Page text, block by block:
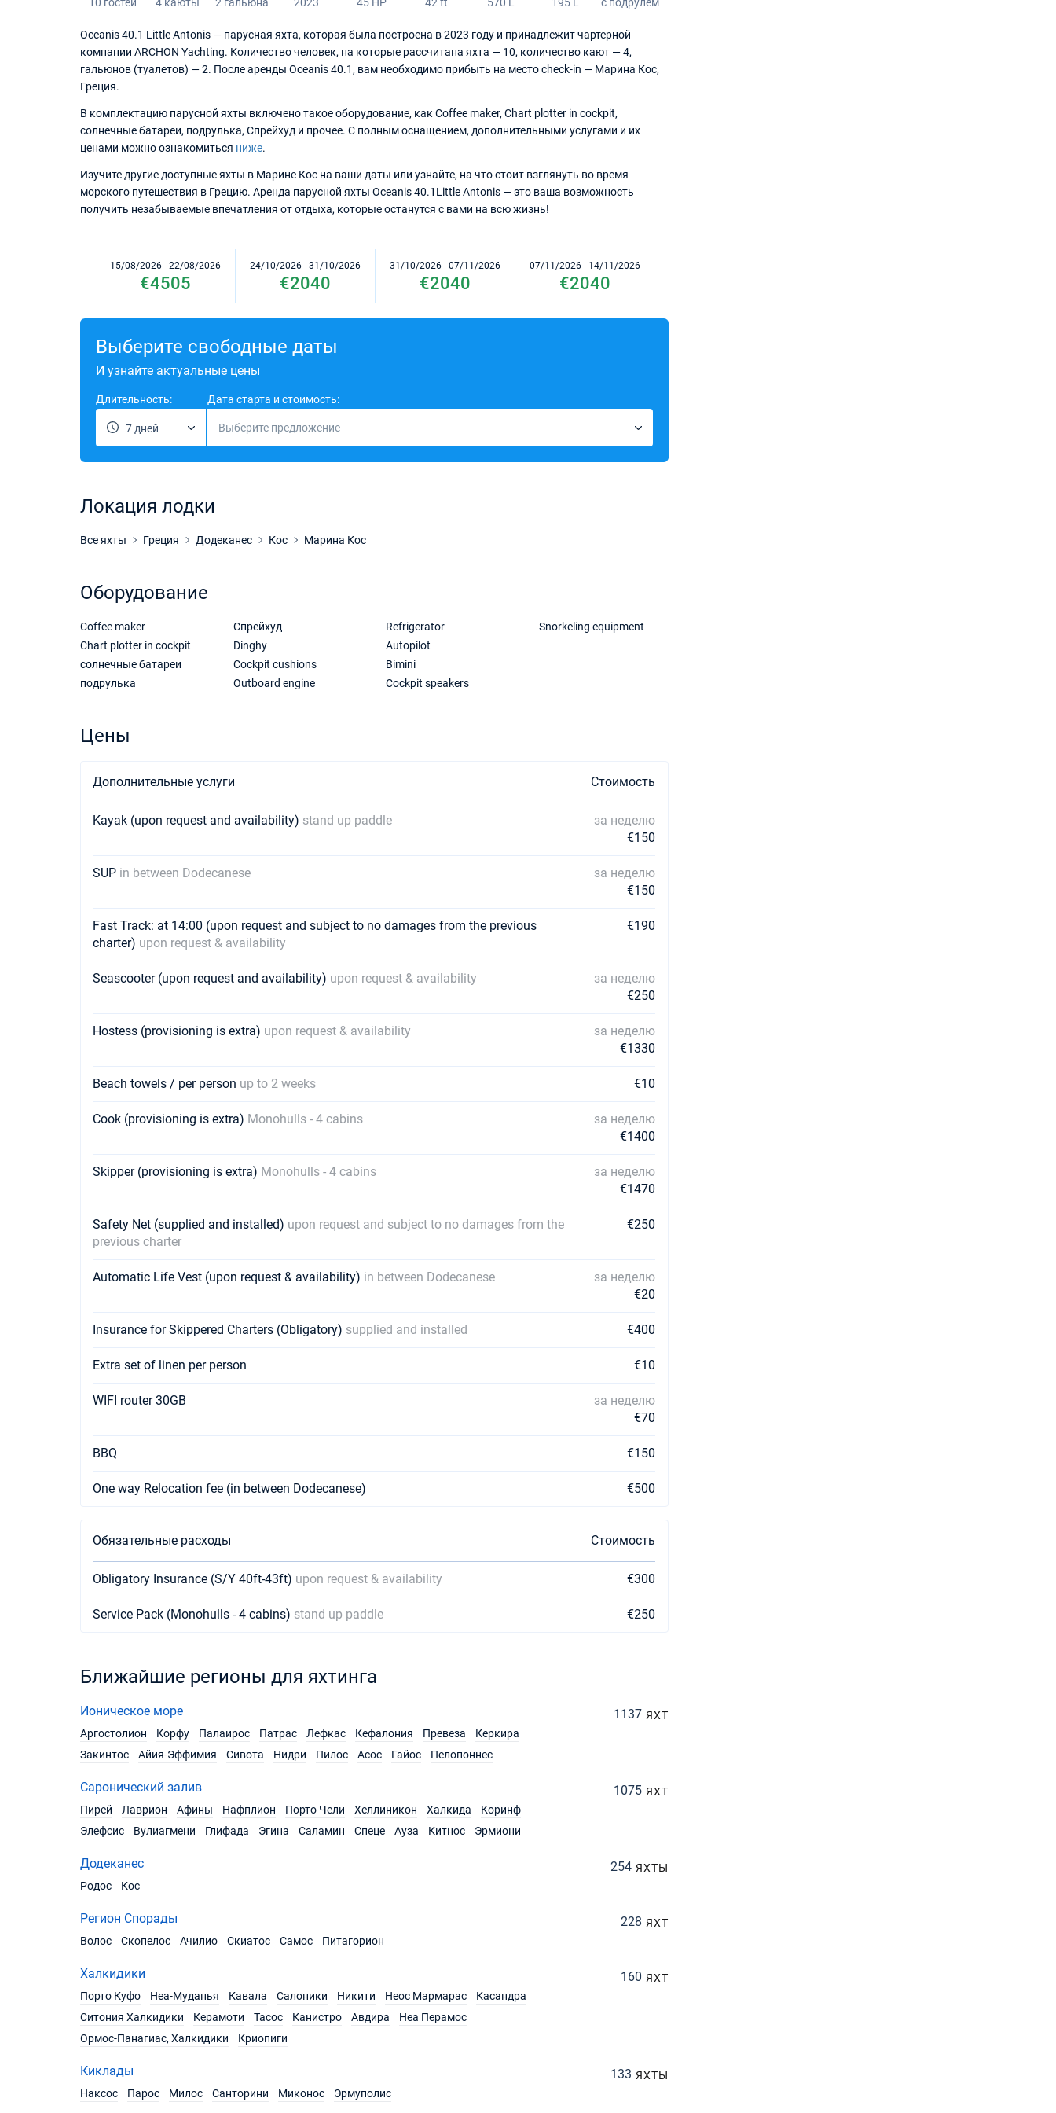
Oceanis 40.1 Little Antonis — парусная яхта, которая была построена в 2023 году и принадлежит чартерной
компании ARCHON Yachting. Количество человек, на которые рассчитана яхта — 10, количество кают — 4,
гальюнов (туалетов) — 2. После аренды Oceanis 40.1, вам необходимо прибыть на место check-in — Марина Кос,
Греция.
В комплектацию парусной яхты включено такое оборудование, как Coffee maker, Chart plotter in cockpit,
солнечные батареи, подрулька, Спрейхуд и прочее. С полным оснащением, дополнительными услугами и их
ценами можно ознакомиться ниже.
Изучите другие доступные яхты в Марине Кос на ваши даты или узнайте, на что стоит взглянуть во время
морского путешествия в Грецию. Аренда парусной яхты Oceanis 40.1Little Antonis — это ваша возможность
получить незабываемые впечатления от отдыха, которые останутся с вами на всю жизнь!
15/08/2026 - 22/08/2026
€4505
24/10/2026 - 31/10/2026
€2040
31/10/2026 - 07/11/2026
€2040
07/11/2026 - 14/11/2026
€2040
Выберите свободные даты
И узнайте актуальные цены
Длительность:
7 дней
Дата старта и стоимость:
Выберите предложение
Локация лодки
Все яхты Греция Додеканес Кос Марина Кос
Оборудование
Coffee maker
Chart plotter in cockpit
солнечные батареи
подрулька
Спрейхуд
Dinghy
Cockpit cushions
Outboard engine
Refrigerator
Autopilot
Bimini
Cockpit speakers
Snorkeling equipment
Цены
Дополнительные услуги Стоимость
Kayak (upon request and availability) stand up paddle
за неделю
€150
SUP in between Dodecanese
за неделю
€150
Fast Track: at 14:00 (upon request and subject to no damages from the previous
charter) upon request & availability
€190
Seascooter (upon request and availability) upon request & availability
за неделю
€250
Hostess (provisioning is extra) upon request & availability
за неделю
€1330
Beach towels / per person up to 2 weeks €10
Cook (provisioning is extra) Monohulls - 4 cabins
за неделю
€1400
Skipper (provisioning is extra) Monohulls - 4 cabins
за неделю
€1470
Safety Net (supplied and installed) upon request and subject to no damages from the
previous charter
€250
Automatic Life Vest (upon request & availability) in between Dodecanese
за неделю
€20
Insurance for Skippered Charters (Obligatory) supplied and installed €400
Extra set of linen per person €10
WIFI router 30GB
за неделю
€70
BBQ €150
One way Relocation fee (in between Dodecanese) €500
Обязательные расходы Стоимость
Obligatory Insurance (S/Y 40ft-43ft) upon request & availability €300
Service Pack (Monohulls - 4 cabins) stand up paddle €250
Ближайшие регионы для яхтинга
Ионическое море 1137 ЯХТ
Аргостолион
Корфу Палаирос Патрас Лефкас Кефалония Превеза
Керкира
Закинтос
Айия-Эффимия Сивота Нидри Пилос Асос Гайос Пелопоннес
Саронический залив 1075 ЯХТ
Пирей
Лаврион Афины Нафплион Порто Чели Хеллиникон Халкида
Коринф
Элефсис
Вулиагмени Глифада Эгина Саламин Спеце Ауза Китнос Эрмиони
Додеканес 254 ЯХТЫ
Родос
Кос
Регион Спорады 228 ЯХТ
Волос
Скопелос Ачилио Скиатос Самос Питагорион
Халкидики 160 ЯХТ
Порто Куфо
Неа-Муданья Кавала Салоники Никити Неос Мармарас
Касандра
Ситония Халкидики
Керамоти Тасос Канистро Авдира
Неа Перамос
Ормос-Панагиас, Халкидики
Криопиги
Киклады 133 ЯХТЫ
Наксос
Парос Милос Санторини Миконос Эрмуполис